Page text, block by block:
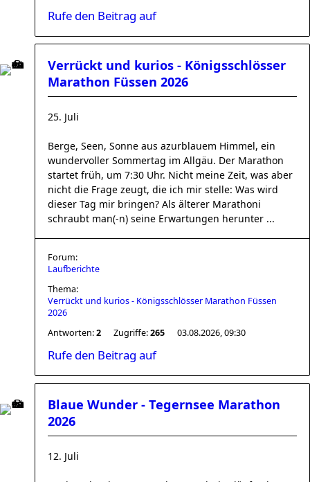
Rufe den Beitrag auf
Verrückt und kurios - Königsschlösser
Marathon Füssen 2026
25. Juli
Berge, Seen, Sonne aus azurblauem Himmel, ein
wundervoller Sommertag im Allgäu. Der Marathon
startet früh, um 7:30 Uhr. Nicht meine Zeit, was aber
nicht die Frage zeugt, die ich mir stelle: Was wird
dieser Tag mir bringen? Als älterer Marathoni
schraubt man(-n) seine Erwartungen herunter ...
Forum:
Laufberichte
Thema:
Verrückt und kurios - Königsschlösser Marathon Füssen
2026
Antworten:2 Zugriffe:265 03.08.2026, 09:30
Rufe den Beitrag auf
Blaue Wunder - Tegernsee Marathon
2026
12. Juli